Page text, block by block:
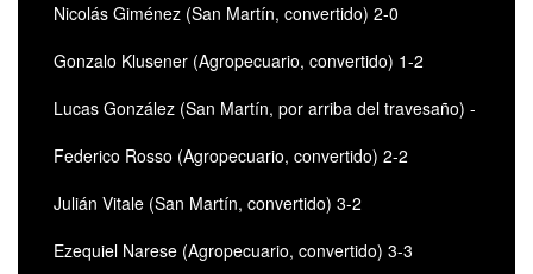
Nicolás Giménez (San Martín, convertido) 2-0
Gonzalo Klusener (Agropecuario, convertido) 1-2
Lucas González (San Martín, por arriba del travesaño) -
Federico Rosso (Agropecuario, convertido) 2-2
Julián Vitale (San Martín, convertido) 3-2
Ezequiel Narese (Agropecuario, convertido) 3-3